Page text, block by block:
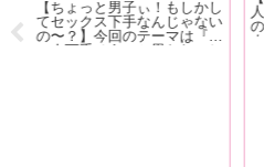
ォ
ウン対談 カウント3】リアル
レジェンド・蒼井そらと川上
奈々美＆古川いおりの超豪華